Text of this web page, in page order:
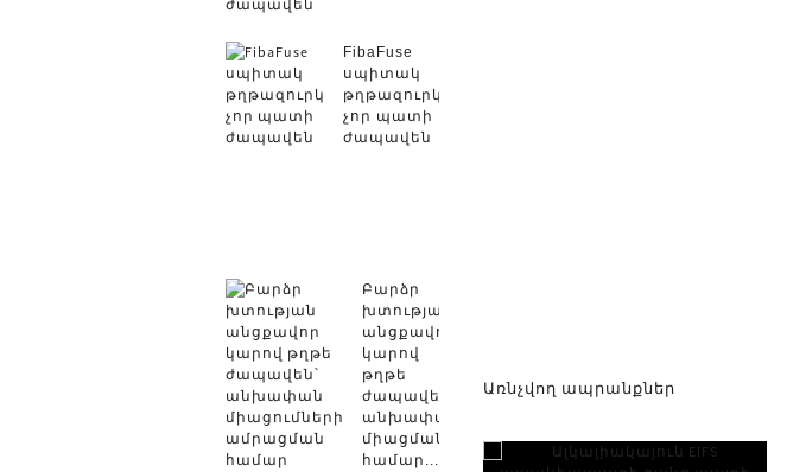
FibaFuse
սպիտակ
թղթազուրկ
չոր պատի
ժապավեն
Բարձր
խտության
անցքավոր
կարով
թղթե
ժապավեն՝
անխափան
միացման
համար...
Առնչվող ապրանքներ